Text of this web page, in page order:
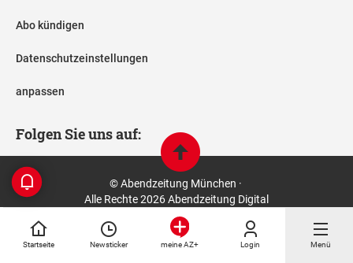
Startseite Newsticker meine AZ+ Login Menü
Abo kündigen
Datenschutzeinstellungen
anpassen
Folgen Sie uns auf:
© Abendzeitung München ·
Alle Rechte 2026 Abendzeitung Digital